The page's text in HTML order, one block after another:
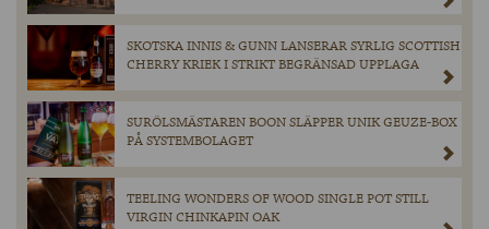
SKOTSKA INNIS & GUNN LANSERAR SYRLIG SCOTTISH
CHERRY KRIEK I STRIKT BEGRÄNSAD UPPLAGA
SURÖLSMÄSTAREN BOON SLÄPPER UNIK GEUZE-BOX
PÅ SYSTEMBOLAGET
TEELING WONDERS OF WOOD SINGLE POT STILL
VIRGIN CHINKAPIN OAK